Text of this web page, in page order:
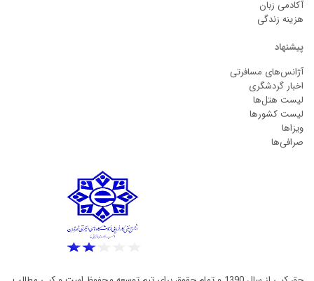
آکادمی زبان
هزینه زندگی
پیشنهاد
آژانس‌های مسافرتی
اخبار گردشگری
لیست هتل‌ها
لیست کشورها
ویزاها
صرافی‌ها